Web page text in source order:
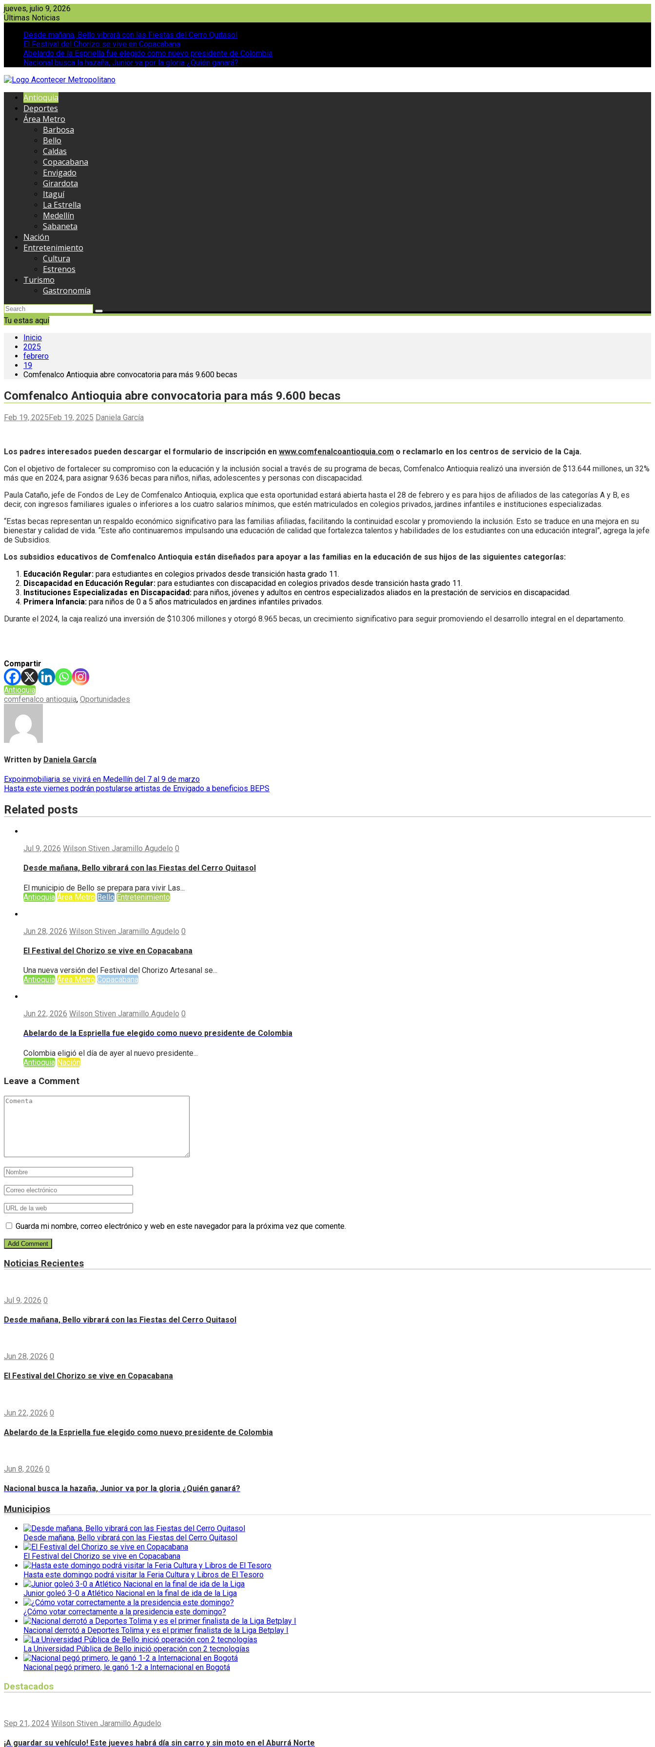
Saltar
al
jueves, julio 9, 2026
Últimas Noticias
Desde mañana, Bello vibrará con las Fiestas del Cerro Quitasol
El Festival del Chorizo se vive en Copacabana
Abelardo de la Espriella fue elegido como nuevo presidente de Colombia
Nacional busca la hazaña, Junior va por la gloria ¿Quién ganará?
Antioquia
Deportes
Área Metro
Barbosa
Bello
Caldas
Copacabana
Envigado
Girardota
Itaguí
La Estrella
Medellín
Sabaneta
Nación
Entretenimiento
Cultura
Estrenos
Turismo
Gastronomía
Tu estas aquí
Inicio
2025
febrero
19
Comfenalco Antioquia abre convocatoria para más 9.600 becas
Comfenalco Antioquia abre convocatoria para más 9.600 becas
Feb 19, 2025Feb 19, 2025 Daniela García
Los padres interesados pueden descargar el formulario de inscripción en www.comfenalcoantioquia.com o reclamarlo en los centros de servicio de la Caja.
Con el objetivo de fortalecer su compromiso con la educación y la inclusión social a través de su programa de becas, Comfenalco Antioquia realizó una inversión de $13.644 millones, un 32%
más que en 2024, para asignar 9.636 becas para niños, niñas, adolescentes y personas con discapacidad.
Paula Cataño, jefe de Fondos de Ley de Comfenalco Antioquia, explica que esta oportunidad estará abierta hasta el 28 de febrero y es para hijos de afiliados de las categorías A y B, es
decir, con ingresos familiares iguales o inferiores a los cuatro salarios mínimos, que estén matriculados en colegios privados, jardines infantiles e instituciones especializadas.
“Estas becas representan un respaldo económico significativo para las familias afiliadas, facilitando la continuidad escolar y promoviendo la inclusión. Esto se traduce en una mejora en su
bienestar y calidad de vida. “Este año continuaremos impulsando una educación de calidad que fortalezca talentos y habilidades de los estudiantes con una educación integral”, agrega la jefe
de Subsidios.
Los subsidios educativos de Comfenalco Antioquia están diseñados para apoyar a las familias en la educación de sus hijos de las siguientes categorías:
Educación Regular: para estudiantes en colegios privados desde transición hasta grado 11.
Discapacidad en Educación Regular: para estudiantes con discapacidad en colegios privados desde transición hasta grado 11.
Instituciones Especializadas en Discapacidad: para niños, jóvenes y adultos en centros especializados aliados en la prestación de servicios en discapacidad.
Primera Infancia: para niños de 0 a 5 años matriculados en jardines infantiles privados.
Durante el 2024, la caja realizó una inversión de $10.306 millones y otorgó 8.965 becas, un crecimiento significativo para seguir promoviendo el desarrollo integral en el departamento.
Compartir
Antioquia
comfenalco antioquia, Oportunidades
Written by Daniela García
Navegación
de
entradas
Expoinmobiliaria se vivirá en Medellín del 7 al 9 de marzo
Hasta este viernes podrán postularse artistas de Envigado a beneficios BEPS
Related posts
Jul 9, 2026 Wilson Stiven Jaramillo Agudelo 0
Desde mañana, Bello vibrará con las Fiestas del Cerro Quitasol
El municipio de Bello se prepara para vivir Las...
Antioquia Área Metro Bello Entretenimiento
Jun 28, 2026 Wilson Stiven Jaramillo Agudelo 0
El Festival del Chorizo se vive en Copacabana
Una nueva versión del Festival del Chorizo Artesanal se...
Antioquia Área Metro Copacabana
Jun 22, 2026 Wilson Stiven Jaramillo Agudelo 0
Abelardo de la Espriella fue elegido como nuevo presidente de Colombia
Colombia eligió el día de ayer al nuevo presidente...
Antioquia Nación
Leave a Comment
Guarda mi nombre, correo electrónico y web en este navegador para la próxima vez que comente.
Noticias Recientes
Jul 9, 2026 0
Desde mañana, Bello vibrará con las Fiestas del Cerro Quitasol
Jun 28, 2026 0
El Festival del Chorizo se vive en Copacabana
Jun 22, 2026 0
Abelardo de la Espriella fue elegido como nuevo presidente de Colombia
Jun 8, 2026 0
Nacional busca la hazaña, Junior va por la gloria ¿Quién ganará?
Municipios
Desde mañana, Bello vibrará con las Fiestas del Cerro Quitasol
El Festival del Chorizo se vive en Copacabana
Hasta este domingo podrá visitar la Feria Cultura y Libros de El Tesoro
Junior goleó 3-0 a Atlético Nacional en la final de ida de la Liga
¿Cómo votar correctamente a la presidencia este domingo?
Nacional derrotó a Deportes Tolima y es el primer finalista de la Liga Betplay I
La Universidad Pública de Bello inició operación con 2 tecnologías
Nacional pegó primero, le ganó 1-2 a Internacional en Bogotá
Destacados
Sep 21, 2024 Wilson Stiven Jaramillo Agudelo
¡A guardar su vehículo! Este jueves habrá día sin carro y sin moto en el Aburrá Norte